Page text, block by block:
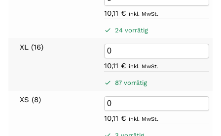
10,11 € inkl. MwSt.
24 vorrätig
XL (16)
10,11 € inkl. MwSt.
87 vorrätig
XS (8)
10,11 € inkl. MwSt.